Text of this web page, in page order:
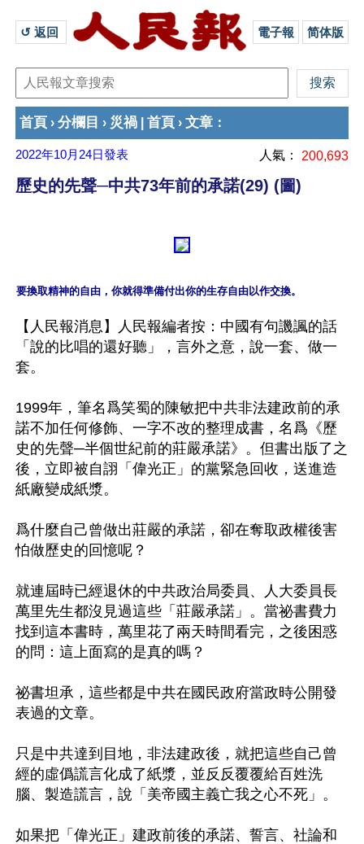
↺ 返回 電子報 简体版
首頁 › 分欄目 › 災禍 首頁 › 文章 ：
2022年10月24日發表 人氣： 200,693
歷史的先聲─中共73年前的承諾(29) (圖)
要換取精神的自由，你就得準備付出你的生存自由以作交換。
【人民報消息】人民報編者按：中國有句譏諷的話
「說的比唱的還好聽」，言外之意，說一套、做一
套。
1999年，筆名爲笑蜀的陳敏把中共非法建政前的承
諾不加任何修飾、一字不改的整理成書，名爲《歷
史的先聲─半個世紀前的莊嚴承諾》。但書出版了之
後，立即被自詡「偉光正」的黨緊急回收，送進造
紙廠變成紙漿。
爲什麼自己曾做出莊嚴的承諾，卻在奪取政權後害
怕做歷史的回憶呢？
就連屆時已經退休的中共政治局委員、人大委員長
萬里先生都沒見過這些「莊嚴承諾」。當祕書費力
找到這本書時，萬里花了兩天時間看完，之後困惑
的問：這上面寫的是真的嗎？
祕書坦承，這些都是中共在國民政府當政時公開發
表過的文章。
只是中共達到目地，非法建政後，就把這些自己曾
經的虛僞謊言化成了紙漿，並反反覆覆給百姓洗
腦、製造謊言，說「美帝國主義亡我之心不死」。
如果把「偉光正」建政前後的承諾、誓言、社論和